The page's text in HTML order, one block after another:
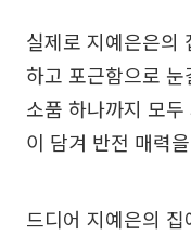
실제로 지예은은의
하고 포근함으로
소품 하나까지 모
이 담겨 반전 매력
드디어 지예은의